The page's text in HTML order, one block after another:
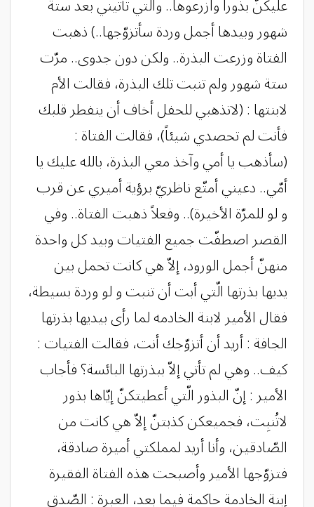
شهور وبيدها أجمل وردة سأتزوّجها..) ذهبت
الفتاة وزرعت البذرة.. ولكن دون جدوى.. مرّت
ستة شهور ولم تنبت تلك البذرة، فقالت الأم
لابنتها : (لاتذهبي للحفل أخاف أن ينفطر قلبك
فأنت لم تحصدي شيئاً)، فقالت الفتاة :
(سأذهب يا أمي وآخذ معي البذرة، بالله عليك يا
أمّي.. دعيني أمتّع ناظريّ برؤية أميري عن قرب
و لو للمرّة الأخيرة).. وفعلاً ذهبت الفتاة.. وفي
القصر اصطفّت جميع الفتيات وبيد كل واحدة
منهنّ أجمل الورود، إلاّ هي كانت تحمل بين
يديها بذرتها الّتي أبت أن تنبت و لو وردة بسيطة،
فقال الأمير لابنة الخادمه لما رأى بيديها بذرتها
الجافة : أريد أن أتزوّجك أنت، فقالت الفتيات :
كيف.. وهي لم تأتي إلاّ ببذرتها البائسة؟ فأجاب
الأمير : إنّ البذور الّتي أعطيتكنّ إيّاها بذور
لاتُنبِت، فجميعكن كذبتنّ إلاّ هي كانت من
الصّادقين، وأنا أريد لمملكتي أميرة صادقة،
فتزوّجها الأمير وأصبحت هذه الفتاة الفقيرة
إبنة الخادمة حاكمة فيما بعد، العبرة : الصّدق